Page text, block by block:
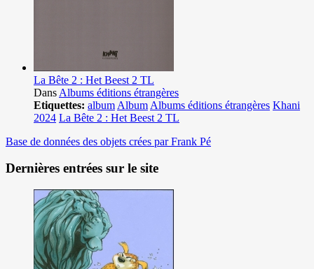
La Bête 2 : Het Beest 2 TL
Dans Albums éditions étrangères
Etiquettes: album Album Albums éditions étrangères Khani
2024 La Bête 2 : Het Beest 2 TL
Base de données des objets crées par Frank Pé
Dernières entrées sur le site